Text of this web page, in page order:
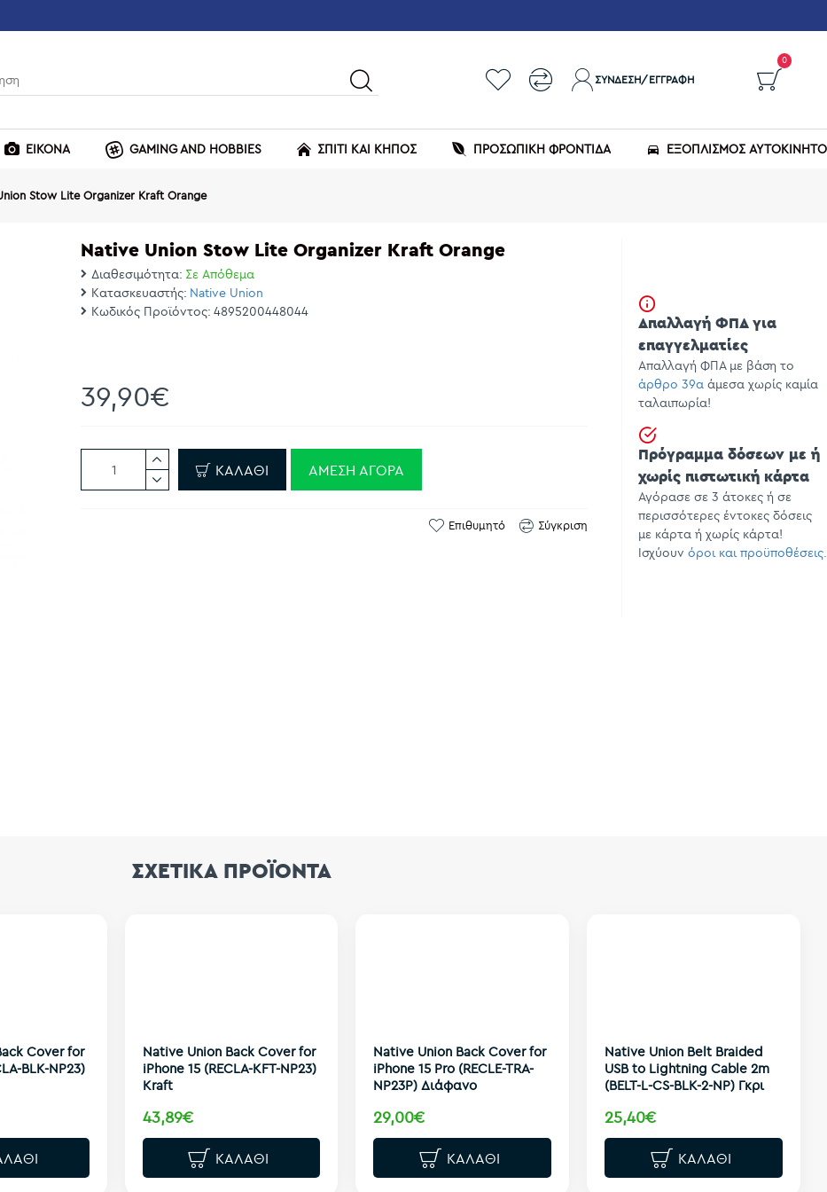
ΣΎΝΔΕΣΗ/ΕΓΓΡΑΦΉ
0
ΕΙΚΟΝΑ GAMING AND HOBBIES ΣΠΙΤΙ ΚΑΙ ΚΗΠΟΣ ΠΡΟΣΩΠΙΚΗ ΦΡΟΝΤΙΔΑ ΕΞΟΠΛΙΣΜΌΣ
Stow Lite Organizer Kraft Orange
Native Union Stow Lite Organizer Kraft Orange
Διαθεσιμότητα: Σε Απόθεμα
Κατασκευαστής: Native Union
Κωδικός Προϊόντος: 4895200448044
39,90€
ΚΑΛΆΘΙ ΆΜΕΣΗ ΑΓΟΡΆ
Επιθυμητό Σύγκριση
Απαλλαγή ΦΠΑ για
επαγγελματίες
Απαλλαγή ΦΠΑ με βάση το
άρθρο 39α άμεσα χωρίς καμία
ταλαιπωρία!
Πρόγραμμα δόσεων με ή
χωρίς πιστωτική κάρτα
Αγόρασε σε 3 άτοκες ή σε
περισσότερες έντοκες δόσεις
με κάρτα ή χωρίς κάρτα!
Ισχύουν όροι και προϋποθέσεις.
ΣΧΕΤΙΚΑ ΠΡΟΪΟΝΤΑ
Cover for
BLK-NP23)
Native Union Back Cover for
iPhone 15 (RECLA-KFT-NP23)
Kraft
43,89€
ΚΑΛΆΘΙ
Native Union Back Cover for
iPhone 15 Pro (RECLE-TRA-
NP23P) Διάφανο
29,00€
ΚΑΛΆΘΙ
Native Union Belt Braided
USB to Lightning Cable 2m
(BELT-L-CS-BLK-2-NP) Γκρι
25,40€
ΚΑΛΆΘΙ